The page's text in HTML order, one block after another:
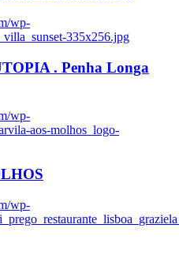
wp-
335x256.jpg
. Penha Longa
wp-
aos-molhos_logo-
wp-